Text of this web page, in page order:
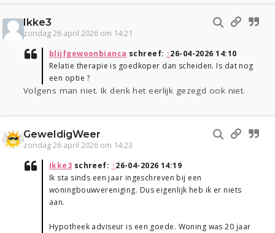
Ikke3
zondag 26 april 2026 om 14:21
blijfgewoonbianca schreef: ↑26-04-2026 14:10
Relatie therapie is goedkoper dan scheiden. Is dat nog
een optie ?
Volgens man niet. Ik denk het eerlijk gezegd ook niet.
GeweldigWeer
zondag 26 april 2026 om 14:23
Ikke3 schreef: ↑26-04-2026 14:19
Ik sta sinds een jaar ingeschreven bij een
woningbouwvereniging. Dus eigenlijk heb ik er niets
aan.
Hypotheek adviseur is een goede. Woning was 20 jaar